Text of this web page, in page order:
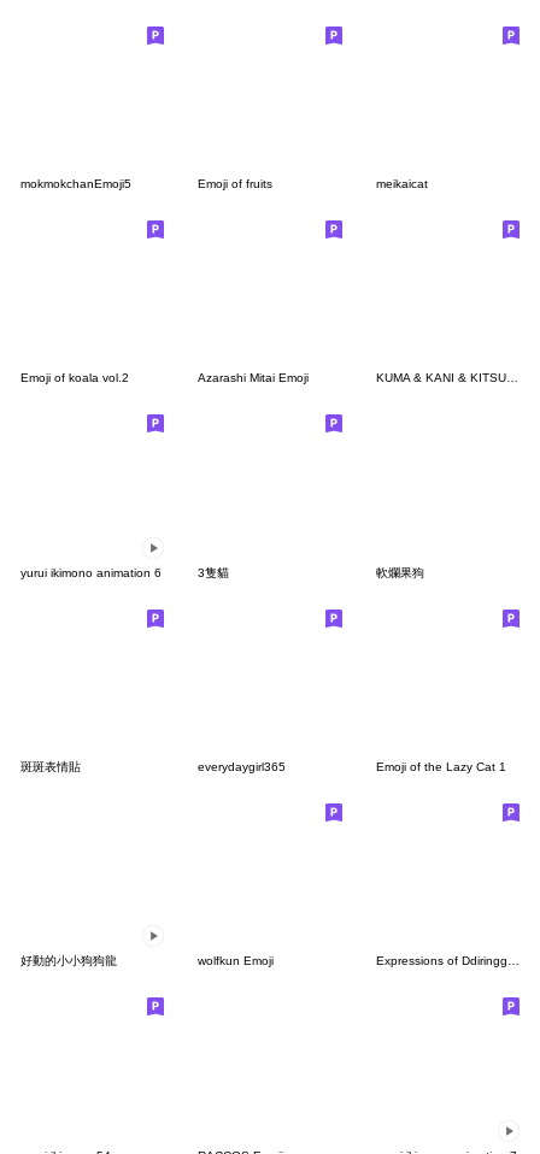
mokmokchanEmoji5 Emoji of fruits meikaicat
Emoji of koala vol.2 Azarashi Mitai Emoji KUMA & KANI & KITSUNE
yurui ikimono animation 6 3隻貓 軟爛果狗
斑斑表情貼 everydaygirl365 Emoji of the Lazy Cat 1
好動的小小狗狗龍 wolfkun Emoji Expressions of Ddiringguri